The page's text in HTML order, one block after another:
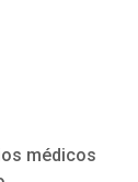
médicos